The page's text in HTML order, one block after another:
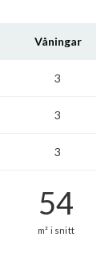
Våningar
3
3
3